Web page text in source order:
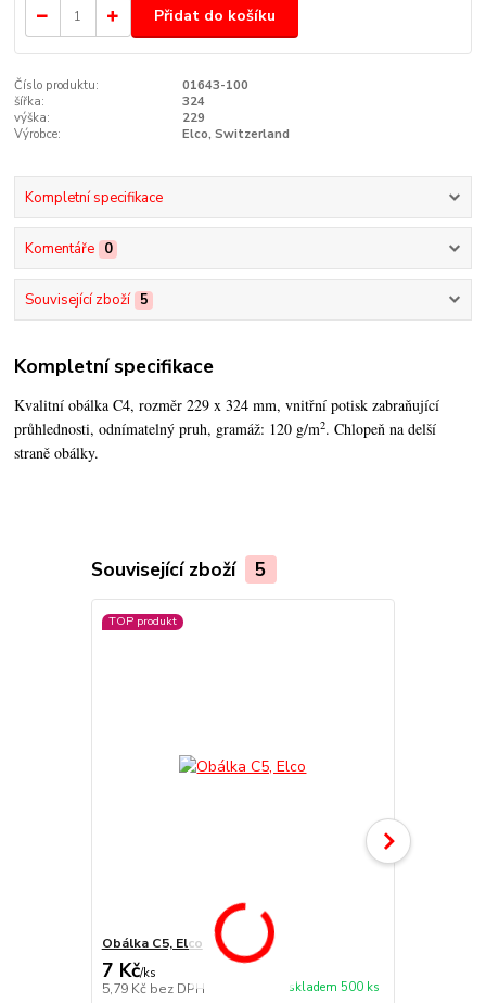
Přidat do košíku
Číslo produktu:
01643-100
šířka:
324
výška:
229
Výrobce:
Elco, Switzerland
Kompletní specifikace
Komentáře 0
Související zboží 5
Kompletní specifikace
Kvalitní obálka C4, rozměr 229 x 324 mm, vnitřní potisk zabraňující
průhlednosti, odnímatelný pruh, gramáž: 120 g/m2. Chlopeň na delší
straně obálky.
Související zboží 5
TOP produkt
Obálka C5, Elco
7 Kč/ks
5,79 Kč bez DPH skladem 500 ks